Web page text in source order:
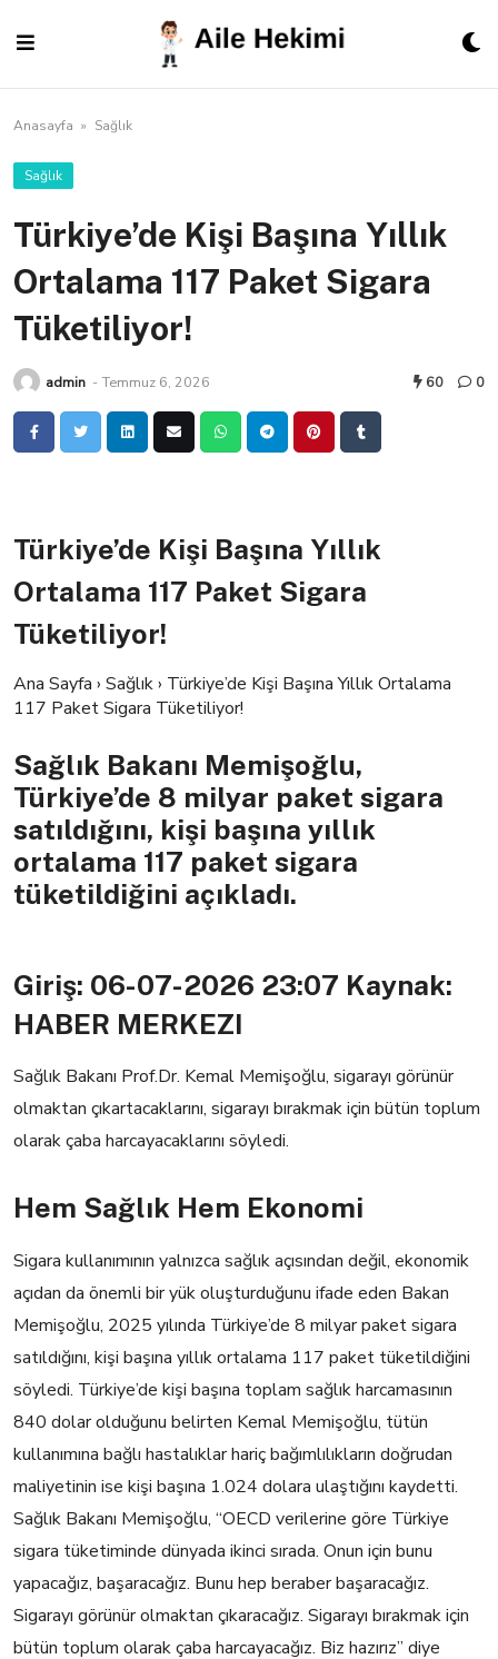
content
Anasayfa » Sağlık
Sağlık
Türkiye’de Kişi Başına Yıllık
Ortalama 117 Paket Sigara
Tüketiliyor!
admin - Temmuz 6, 2026 60 0
Türkiye’de Kişi Başına Yıllık
Ortalama 117 Paket Sigara
Tüketiliyor!
Ana Sayfa › Sağlık› Türkiye’de Kişi Başına Yıllık Ortalama
117 Paket Sigara Tüketiliyor!
Sağlık Bakanı Memişoğlu,
Türkiye’de 8 milyar paket sigara
satıldığını, kişi başına yıllık
ortalama 117 paket sigara
tüketildiğini açıkladı.
Giriş: 06-07-2026 23:07 Kaynak:
HABER MERKEZI
Sağlık Bakanı Prof.Dr. Kemal Memişoğlu, sigarayı görünür
olmaktan çıkartacaklarını, sigarayı bırakmak için bütün toplum
olarak çaba harcayacaklarını söyledi.
Hem Sağlık Hem Ekonomi
Sigara kullanımının yalnızca sağlık açısından değil, ekonomik
açıdan da önemli bir yük oluşturduğunu ifade eden Bakan
Memişoğlu, 2025 yılında Türkiye’de 8 milyar paket sigara
satıldığını, kişi başına yıllık ortalama 117 paket tüketildiğini
söyledi. Türkiye’de kişi başına toplam sağlık harcamasının
840 dolar olduğunu belirten Kemal Memişoğlu, tütün
kullanımına bağlı hastalıklar hariç bağımlılıkların doğrudan
maliyetinin ise kişi başına 1.024 dolara ulaştığını kaydetti.
Sağlık Bakanı Memişoğlu, “OECD verilerine göre Türkiye
sigara tüketiminde dünyada ikinci sırada. Onun için bunu
yapacağız, başaracağız. Bunu hep beraber başaracağız.
Sigarayı görünür olmaktan çıkaracağız. Sigarayı bırakmak için
bütün toplum olarak çaba harcayacağız. Biz hazırız” diye